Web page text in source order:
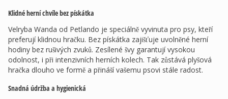
Klidné herní chvíle bez pískátka
Velryba Wanda od Petlando je speciálně vyvinuta pro psy, kteří
preferují klidnou hračku. Bez pískátka zajišťuje uvolněné herní
hodiny bez rušivých zvuků. Zesílené švy garantují vysokou
odolnost, i při intenzivních herních kolech. Tak zůstává plyšová
hračka dlouho ve formě a přináší vašemu psovi stále radost.
Snadná údržba a hygienická